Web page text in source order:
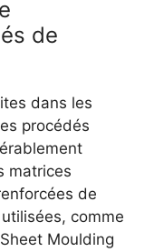
de
dans les
procédés
matrices
de
comme
Moulding